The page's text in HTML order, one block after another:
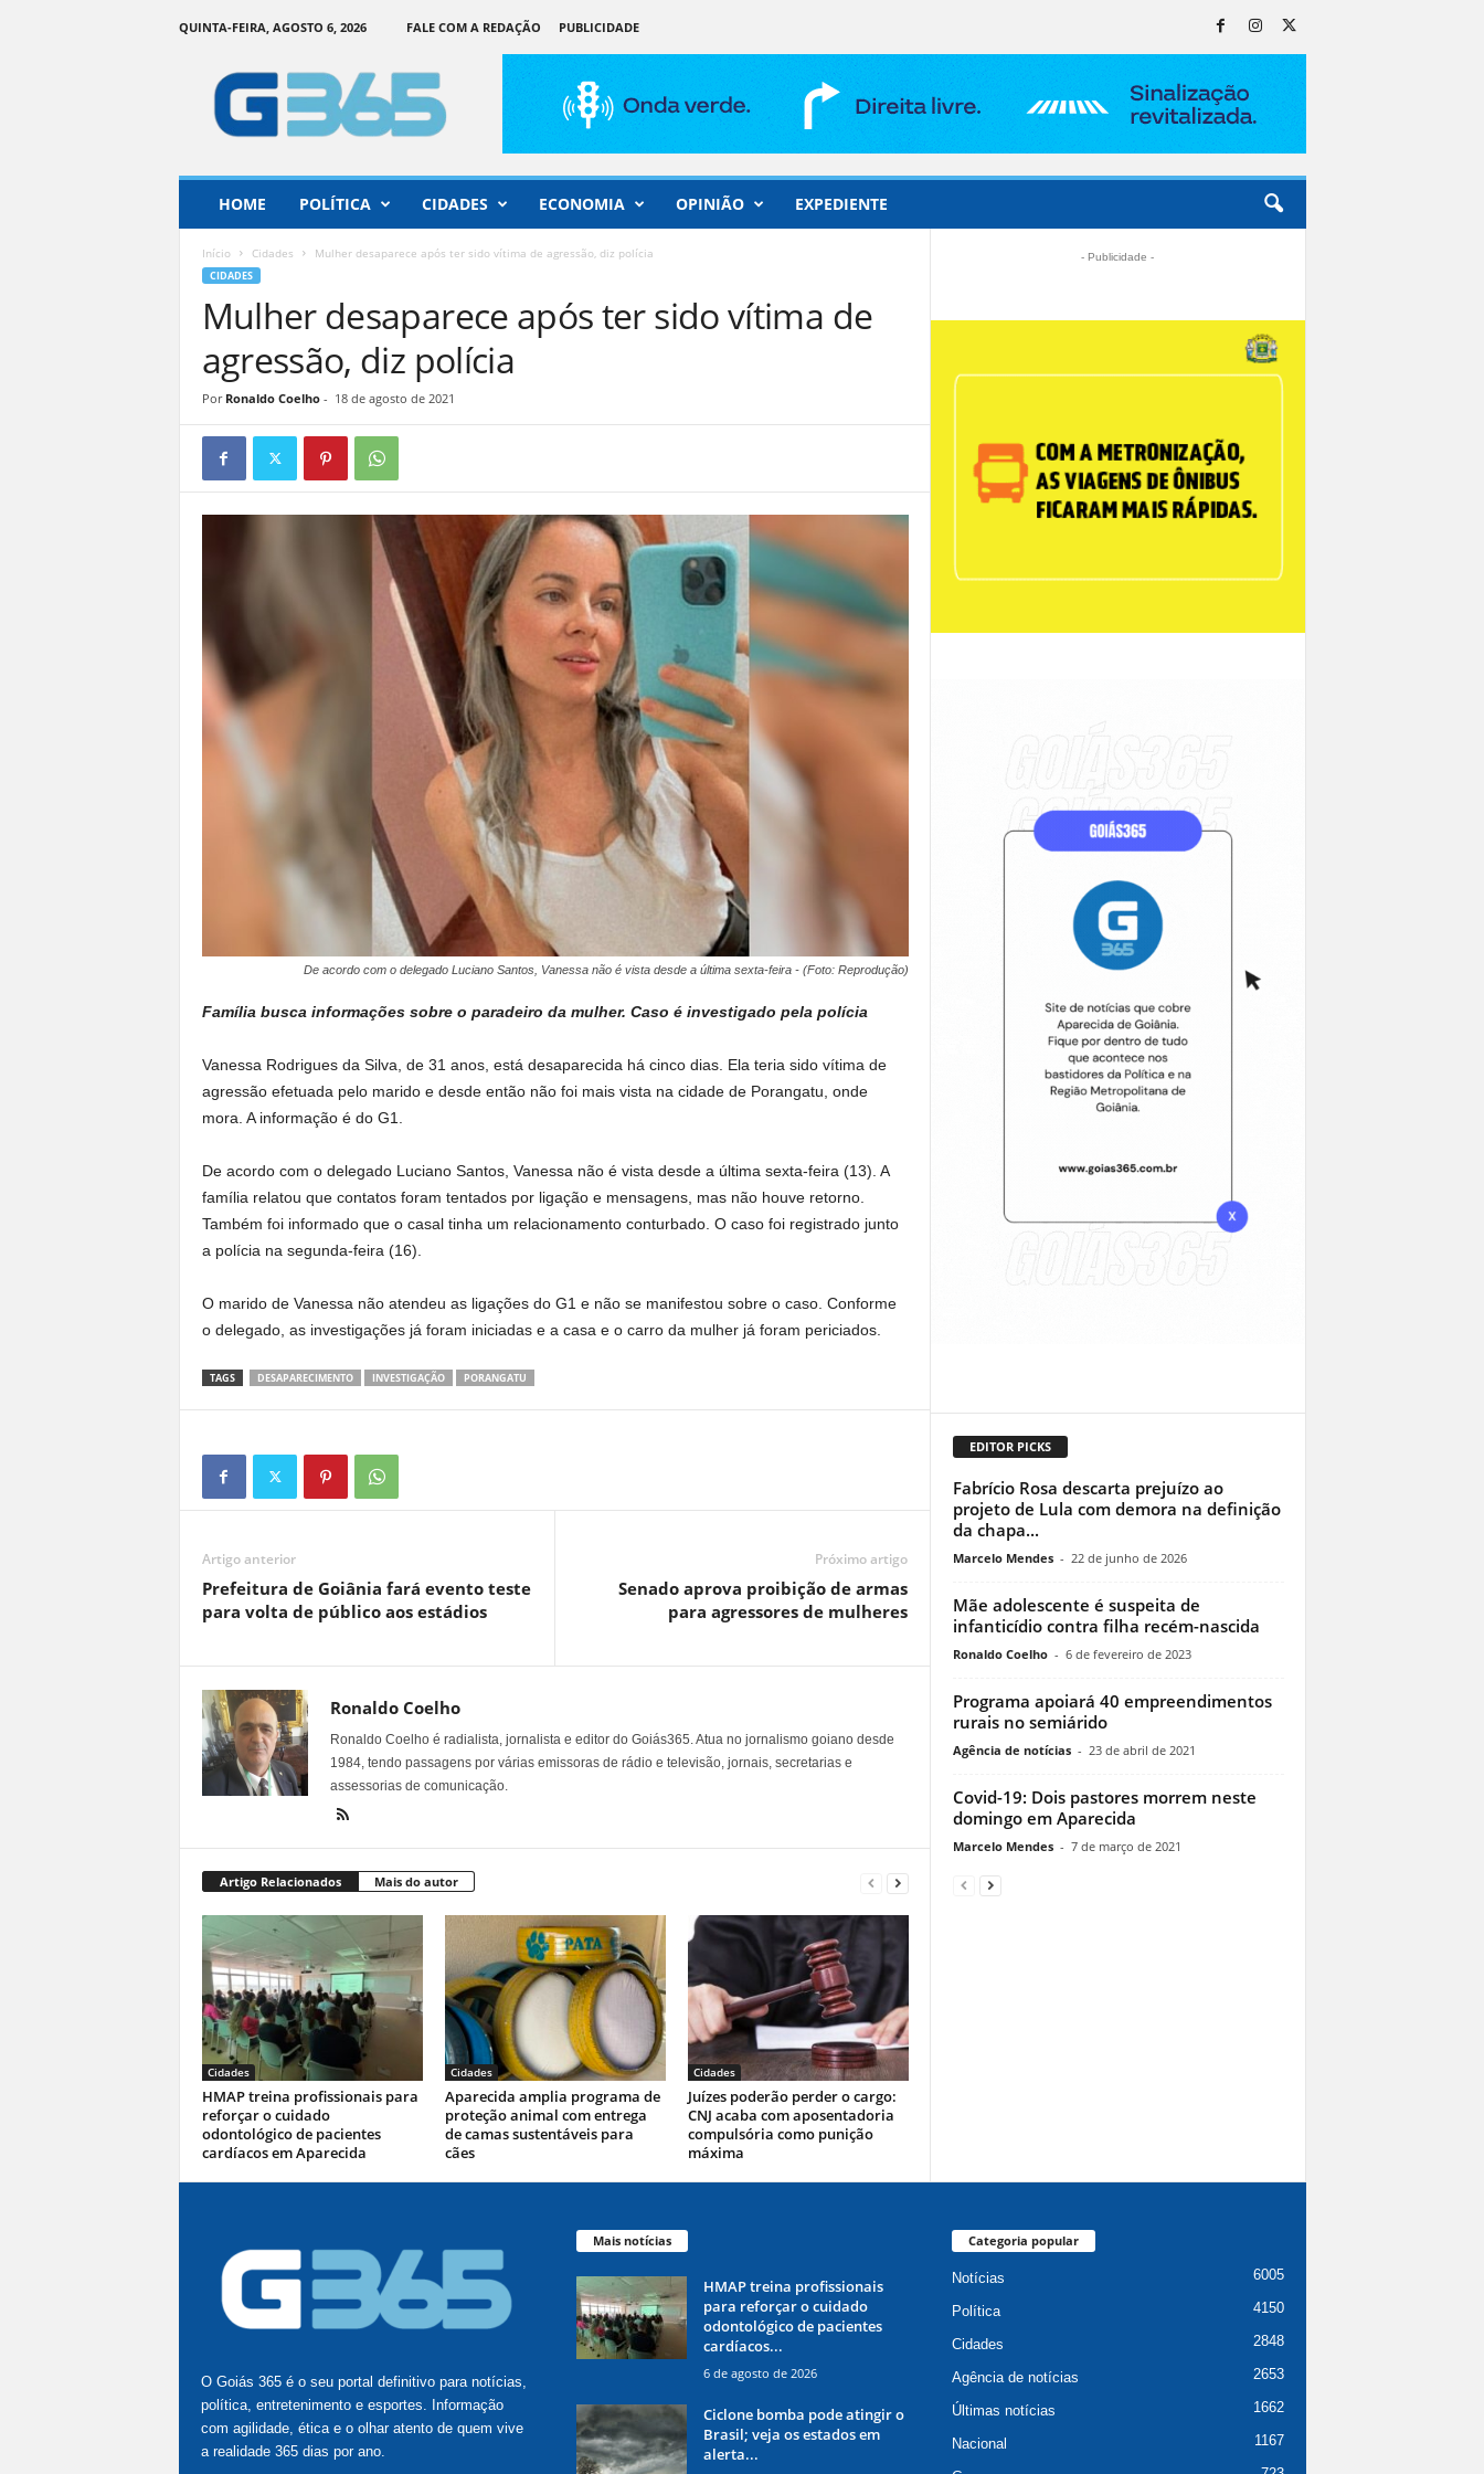
QUINTA-FEIRA, AGOSTO 6, 2026 FALE COM A REDAÇÃO
PUBLICIDADE
ç
o
HOME POLÍTICA CIDADES ECONOMIA OPINIÃO EXPEDIENTE
Início Cidades Mulher desaparece após ter sido vítima de agressão, diz polícia
CIDADES
Mulher desaparece após ter sido vítima de
agressão, diz polícia
Por Ronaldo Coelho- 18 de agosto de 2021
De acordo com o delegado Luciano Santos, Vanessa não é vista desde a última sexta-feira - (Foto: Reprodução)
Família busca informações sobre o paradeiro da mulher. Caso é investigado pela polícia
Vanessa Rodrigues da Silva, de 31 anos, está desaparecida há cinco dias. Ela teria sido vítima de
agressão efetuada pelo marido e desde então não foi mais vista na cidade de Porangatu, onde
mora. A informação é do G1.
De acordo com o delegado Luciano Santos, Vanessa não é vista desde a última sexta-feira (13). A
família relatou que contatos foram tentados por ligação e mensagens, mas não houve retorno.
Também foi informado que o casal tinha um relacionamento conturbado. O caso foi registrado junto
a polícia na segunda-feira (16).
O marido de Vanessa não atendeu as ligações do G1 e não se manifestou sobre o caso. Conforme
o delegado, as investigações já foram iniciadas e a casa e o carro da mulher já foram periciados.
TAGS DESAPARECIMENTO INVESTIGAÇÃO PORANGATU
Artigo anterior
Prefeitura de Goiânia fará evento teste
para volta de público aos estádios
Próximo artigo
Senado aprova proibição de armas
para agressores de mulheres
Ronaldo Coelho
Ronaldo Coelho é radialista, jornalista e editor do Goiás365. Atua no jornalismo goiano desde
1984, tendo passagens por várias emissoras de rádio e televisão, jornais, secretarias e
assessorias de comunicação.
Artigo Relacionados Mais do autor
Cidades
HMAP treina profissionais para
reforçar o cuidado
odontológico de pacientes
cardíacos em Aparecida
Cidades
Aparecida amplia programa de
proteção animal com entrega
de camas sustentáveis para
cães
Cidades
Juízes poderão perder o cargo:
CNJ acaba com aposentadoria
compulsória como punição
máxima
- Publicidade -
EDITOR PICKS
Fabrício Rosa descarta prejuízo ao
projeto de Lula com demora na definição
da chapa...
Marcelo Mendes - 22 de junho de 2026
Mãe adolescente é suspeita de
infanticídio contra filha recém-nascida
Ronaldo Coelho - 6 de fevereiro de 2023
Programa apoiará 40 empreendimentos
rurais no semiárido
Agência de notícias - 23 de abril de 2021
Covid-19: Dois pastores morrem neste
domingo em Aparecida
Marcelo Mendes - 7 de março de 2021
O Goiás 365 é o seu portal definitivo para notícias,
política, entretenimento e esportes. Informação
com agilidade, ética e o olhar atento de quem vive
a realidade 365 dias por ano.
Mais notícias
HMAP treina profissionais
para reforçar o cuidado
odontológico de pacientes
cardíacos...
6 de agosto de 2026
Ciclone bomba pode atingir o
Brasil; veja os estados em
alerta...
Categoria popular
Notícias 6005
Política 4150
Cidades 2848
Agência de notícias 2653
Últimas notícias 1662
Nacional 1167